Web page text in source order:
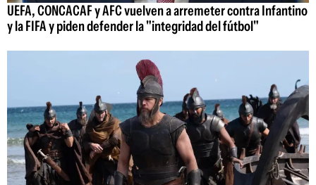
UEFA, CONCACAF y AFC vuelven a arremeter contra Infantino
y la FIFA y piden defender la "integridad del fútbol"